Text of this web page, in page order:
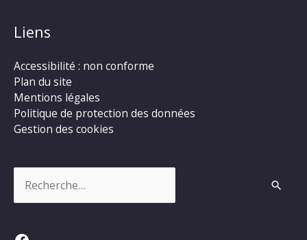
Liens
Accessibilité : non conforme
Plan du site
Mentions légales
Politique de protection des données
Gestion des cookies